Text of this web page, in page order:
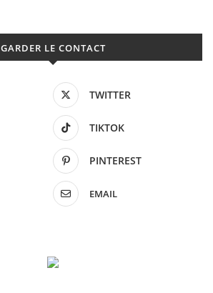
GARDER LE CONTACT
TWITTER
TIKTOK
PINTEREST
EMAIL